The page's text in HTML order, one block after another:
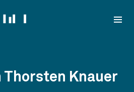
Thorsten Knauer